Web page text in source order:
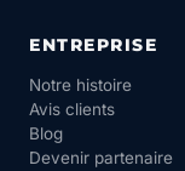
ENTREPRISE
Notre histoire
Avis clients
Blog
Devenir partenaire